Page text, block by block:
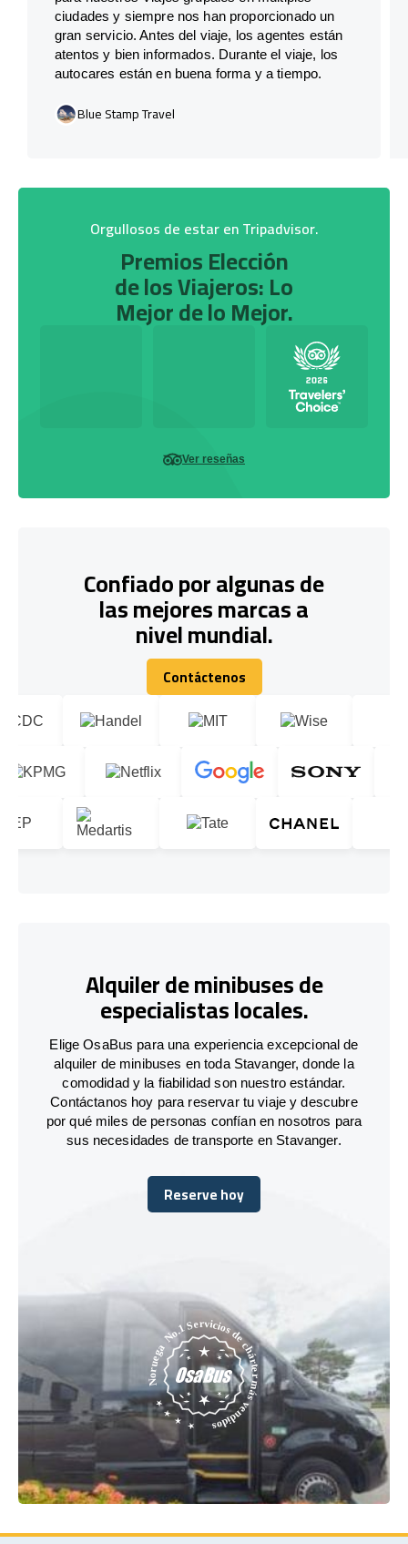
ciudades y siempre nos han proporcionado un
gran servicio. Antes del viaje, los agentes están
atentos y bien informados. Durante el viaje, los
autocares están en buena forma y a tiempo.
Blue Stamp Travel
Orgullosos de estar en Tripadvisor.
Premios Elección
de los Viajeros: Lo
Mejor de lo Mejor.
Ver reseñas
Confiado por algunas de
las mejores marcas a
nivel mundial.
Contáctenos
Contáctenos
Alquiler de minibuses de
especialistas locales.
Elige OsaBus para una experiencia excepcional de
alquiler de minibuses en toda Stavanger, donde la
comodidad y la fiabilidad son nuestro estándar.
Contáctanos hoy para reservar tu viaje y descubre
por qué miles de personas confían en nosotros para
sus necesidades de transporte en Stavanger.
Reserve hoy
Reserve hoy